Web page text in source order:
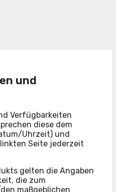
und
Verfügbarkeiten
diese dem
Uhrzeit) und
Seite jederzeit
gelten die Angaben
die zum
maßgeblichen